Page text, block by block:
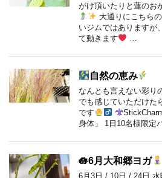
がけ頂いたりと蓮のお
大通りにこちら
いジムではありますが
て動きます
自然の恵み
なんとも言えない彩り
でも感じていただけた
です
身体」 1日10名様限定
🪷6月大和郷ヨガ
6月3日 / 10日 / 24日